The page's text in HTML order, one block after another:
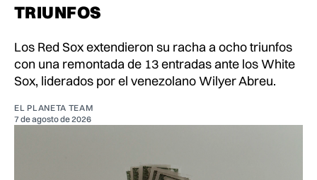
TRIUNFOS
Los Red Sox extendieron su racha a ocho triunfos
con una remontada de 13 entradas ante los White
Sox, liderados por el venezolano Wilyer Abreu.
EL PLANETA TEAM
7 de agosto de 2026